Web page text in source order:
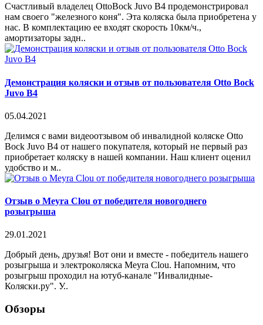
Счастливый владелец OttoBock Juvo B4 продемонстрировал
нам своего "железного коня". Эта коляска была приобретена у
нас. В комплектацию ее входят скорость 10км/ч.,
амортизаторы задн..
Демонстрация коляски и отзыв от пользователя Otto Bock
Juvo B4
05.04.2021
Делимся с вами видеоотзывом об инвалидной коляске Otto
Bock Juvo B4 от нашего покупателя, который не первый раз
приобретает коляску в нашей компании. Наш клиент оценил
удобство и м..
Отзыв о Meyra Clou от победителя новогоднего
розыгрыша
29.01.2021
Добрый день, друзья! Вот они и вместе - победитель нашего
розыгрыша и электроколяска Meyra Clou. Напомним, что
розыгрыш проходил на ютуб-канале "Инвалидные-
Коляски.ру". У..
Обзоры